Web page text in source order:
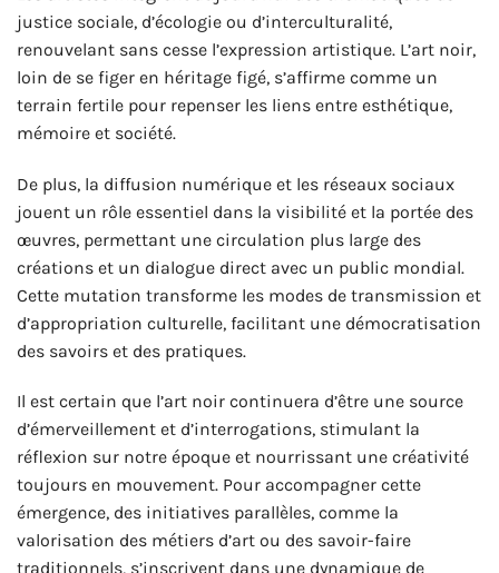
justice sociale, d’écologie ou d’interculturalité,
renouvelant sans cesse l’expression artistique. L’art noir,
loin de se figer en héritage figé, s’affirme comme un
terrain fertile pour repenser les liens entre esthétique,
mémoire et société.
De plus, la diffusion numérique et les réseaux sociaux
jouent un rôle essentiel dans la visibilité et la portée des
œuvres, permettant une circulation plus large des
créations et un dialogue direct avec un public mondial.
Cette mutation transforme les modes de transmission et
d’appropriation culturelle, facilitant une démocratisation
des savoirs et des pratiques.
Il est certain que l’art noir continuera d’être une source
d’émerveillement et d’interrogations, stimulant la
réflexion sur notre époque et nourrissant une créativité
toujours en mouvement. Pour accompagner cette
émergence, des initiatives parallèles, comme la
valorisation des métiers d’art ou des savoir-faire
traditionnels, s’inscrivent dans une dynamique de